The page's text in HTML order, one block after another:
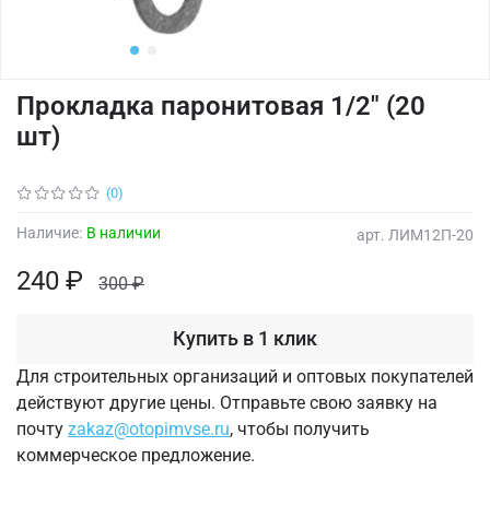
(0)
арт. ЛИМ12П-20
Наличие: В наличии
Прокладка паронитовая 1/2" (20
шт)
240 ₽ 300 ₽
Купить в 1 клик
Для строительных организаций и оптовых покупателей
действуют другие цены. Отправьте свою заявку на
почту zakaz@otopimvse.ru, чтобы получить
коммерческое предложение.